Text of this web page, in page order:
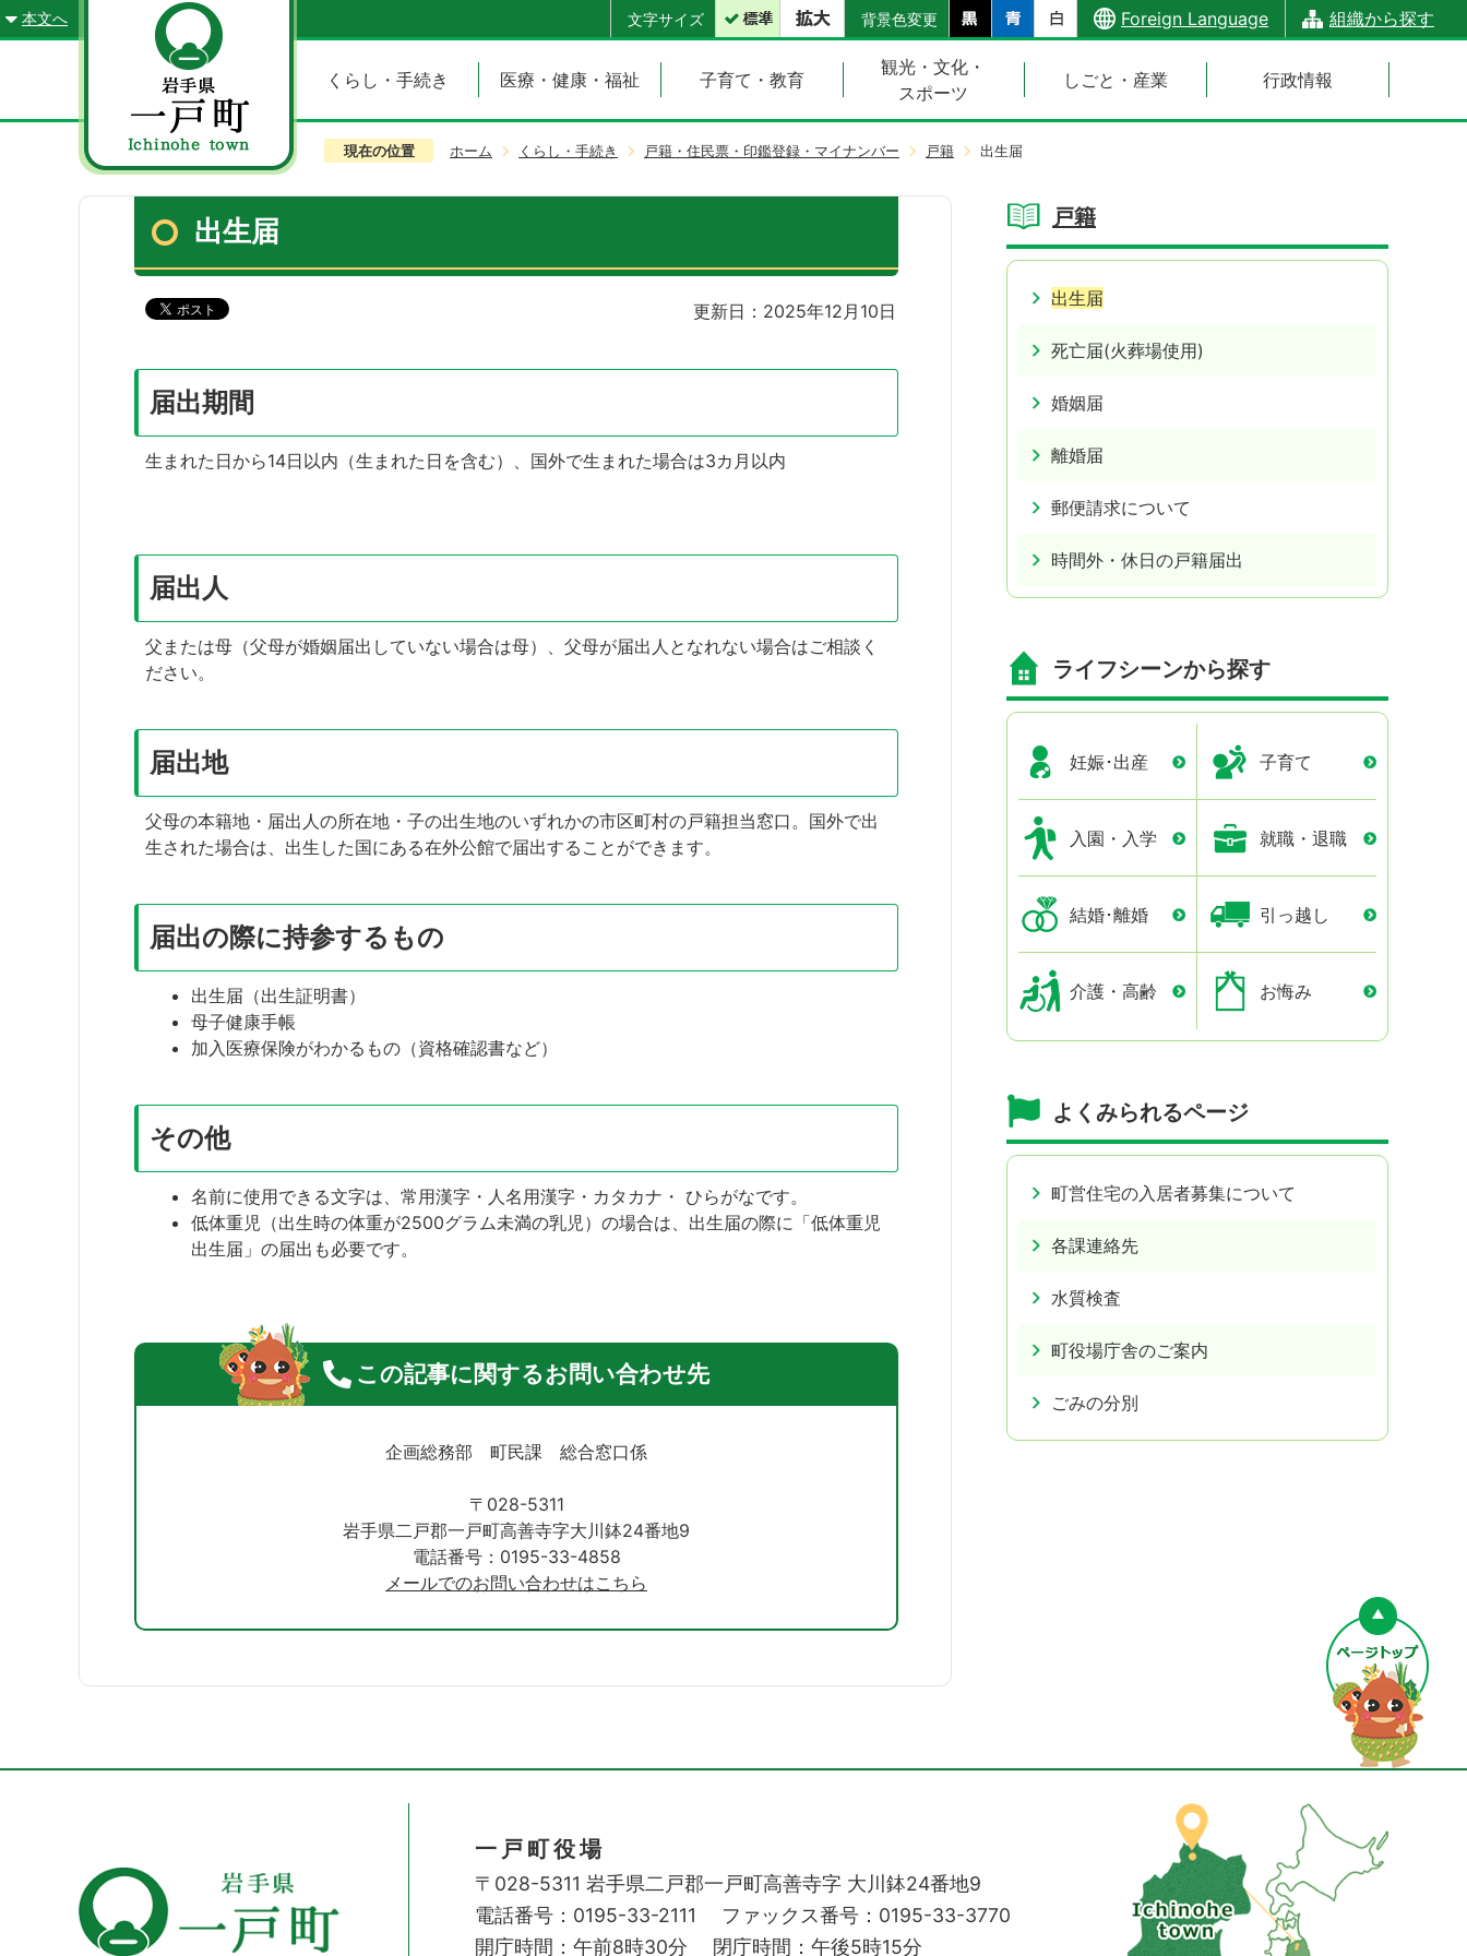
本文へ 文字サイズ 背景色変更 Foreign Language 組織から探す
くらし・手続き 医療・健康・福祉 子育て・教育
観光・文化・
スポーツ
しごと・産業 行政情報
現在の位置 ホーム くらし・手続き 戸籍・住民票・印鑑登録・マイナンバー 戸籍 出生届
出生届
更新日：2025年12月10日
届出期間
生まれた日から14日以内（生まれた日を含む）、国外で生まれた場合は3カ月以内
届出人
父または母（父母が婚姻届出していない場合は母）、父母が届出人となれない場合はご相談く
ださい。
届出地
父母の本籍地・届出人の所在地・子の出生地のいずれかの市区町村の戸籍担当窓口。国外で出
生された場合は、出生した国にある在外公館で届出することができます。
届出の際に持参するもの
出生届（出生証明書）
母子健康手帳
加入医療保険がわかるもの（資格確認書など）
その他
名前に使用できる文字は、常用漢字・人名用漢字・カタカナ・ ひらがなです。
低体重児（出生時の体重が2500グラム未満の乳児）の場合は、出生届の際に「低体重児
出生届」の届出も必要です。
この記事に関するお問い合わせ先
企画総務部 町民課 総合窓口係
〒028-5311
岩手県二戸郡一戸町高善寺字大川鉢24番地9
電話番号：0195-33-4858
メールでのお問い合わせはこちら
戸籍
出生届
死亡届(火葬場使用)
婚姻届
離婚届
郵便請求について
時間外・休日の戸籍届出
ライフシーンから探す
妊娠･出産 子育て
入園・入学 就職・退職
結婚･離婚 引っ越し
介護・高齢 お悔み
よくみられるページ
町営住宅の入居者募集について
各課連絡先
水質検査
町役場庁舎のご案内
ごみの分別
一戸町役場
〒028-5311 岩手県二戸郡一戸町高善寺字 大川鉢24番地9
電話番号：0195-33-2111
ファックス番号：0195-33-3770
開庁時間：午前8時30分
閉庁時間：午後5時15分